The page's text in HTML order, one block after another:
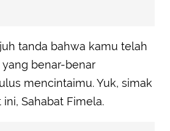
tanda bahwa kamu telah
yang benar-benar
mencintaimu. Yuk, simak
Sahabat Fimela.